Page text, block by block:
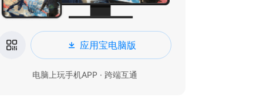
应用宝电脑版
电脑上玩手机APP · 跨端互通